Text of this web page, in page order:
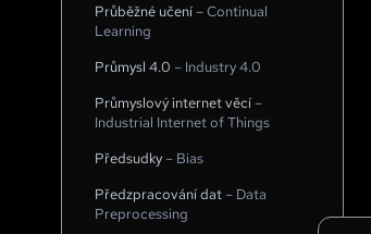
Průběžné učení–Continual
Learning
Průmysl 4.0 – Industry 4.0
Průmyslový internet věcí–
Industrial Internet of Things
Předsudky– Bias
Předzpracování dat– Data
Preprocessing